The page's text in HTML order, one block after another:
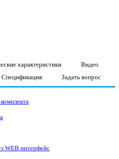
характеристики
Видео
Спецификация Задать вопрос
WEB интерфейс